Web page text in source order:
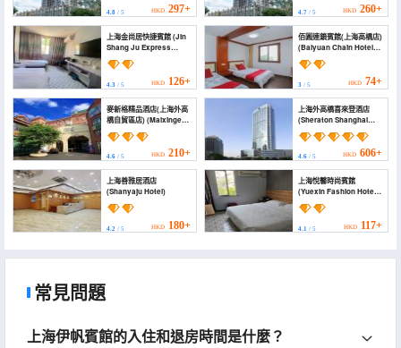
Waigaoqiao Free Trade
Zone North Subway
Station))
4.8 / 5 HKD 297+
Free Trade Zone North
Subway Station))
4.7/ 5 HKD 260+
上海金尚居快捷賓館 (Jin
Shang Ju Express
Hotel)
4.3 / 5 HKD 126+
佰圓連鎖賓館(上海高橋店)
(Baiyuan Chain Hotel
(Shanghai Gaoqiao))
3/ 5 HKD 74+
麥新格精品酒店(上海外高
橋自貿區店) (Maixinge
Boutique Hotel
(Shanghai Waigaoqiao
Free Trade Zone))
4.6 / 5 HKD 210+
上海外高橋喜來登酒店
(Sheraton Shanghai
Waigaoqiao Hotel)
4.6/ 5 HKD 606+
上海善雅居酒店
(Shanyaju Hotel)
4.2 / 5 HKD 180+
上海悅馨時尚賓館
(Yuexin Fashion Hotel
Shanghai)
4.1/ 5 HKD 117+
常見問題
上海伊帆賓館的入住和退房時間是什麼？